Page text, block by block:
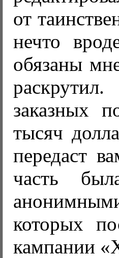
от
нечто
обязаны
заказных
тысяч
передаст
часть
которых
кампании